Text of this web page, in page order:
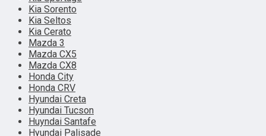
Kia Sorento
Kia Seltos
Kia Cerato
Mazda 3
Mazda CX5
Mazda CX8
Honda City
Honda CRV
Hyundai Creta
Hyundai Tucson
Huyndai Santafe
Hyundai Palisade